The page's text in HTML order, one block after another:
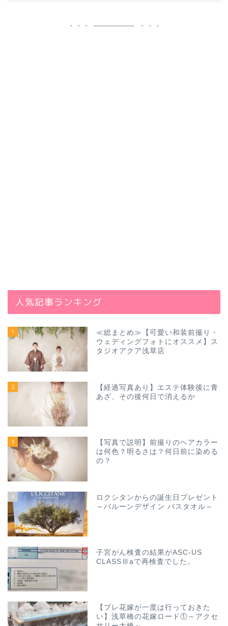
人気記事ランキング
1
≪総まとめ≫【可愛い和装前撮り・
ウェディングフォトにオススメ】ス
タジオアクア浅草店
2
【経過写真あり】エステ体験後に青
あざ、その後何日で消えるか
3
【写真で説明】前撮りのヘアカラー
は何色？明るさは？何日前に染める
の？
4
ロクシタンからの誕生日プレゼント
～バルーンデザイン バスタオル～
5
子宮がん検査の結果がASC-US
CLASSⅢaで再検査でした。
6
【プレ花嫁が一度は行っておきた
い】浅草橋の花嫁ロード①～アクセ